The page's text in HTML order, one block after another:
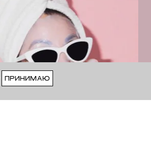
ПРИНИМАЮ